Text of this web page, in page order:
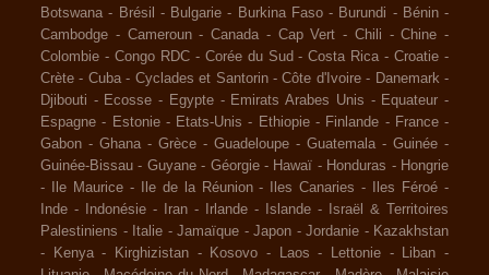
Botswana - Brésil - Bulgarie - Burkina Faso - Burundi - Bénin -
Cambodge - Cameroun - Canada - Cap Vert - Chili -Chine -
Colombie - Congo RDC - Corée du Sud -Costa Rica -Croatie -
Crète - Cuba - Cyclades et Santorin -Côte d'Ivoire - Danemark -
Djibouti - Ecosse - Egypte - Emirats Arabes Unis - Equateur -
Espagne - Estonie - Etats-Unis - Ethiopie - Finlande - France -
Gabon - Ghana - Grèce - Guadeloupe - Guatemala - Guinée -
Guinée-Bissau - Guyane - Géorgie - Hawaï - Honduras - Hongrie
-
Ile Maurice - Ile de la Réunion - Iles Canaries - Iles Féroé -
Inde - Indonésie - Iran - Irlande - Islande -
Israël & Territoires
Palestiniens - Italie - Jamaïque - Japon - Jordanie - Kazakhstan
-
Kenya - Kirghizistan - Kosovo - Laos - Lettonie - Liban -